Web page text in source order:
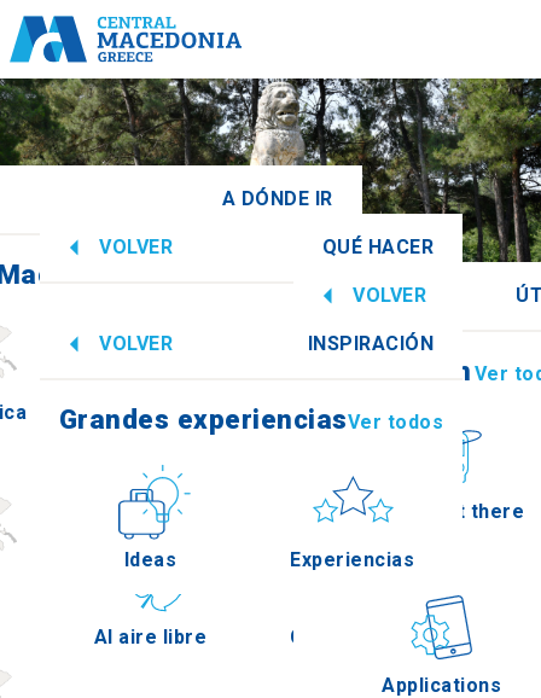
A DÓNDE IR
Central
Imathia
VOLVER QUÉ HACER
Cultura
Al aire libre Gastronomía
VOLVER
Información Ver
How to get there
Applications
VOLVER INSPIRACIÓN
Grandes experienciasVer todos
Ideas Experiencias